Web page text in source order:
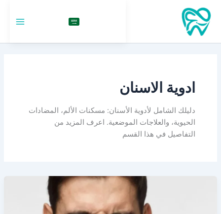
تخطي
إلى
المحتوى
ادوية الاسنان
دليلك الشامل لأدوية الأسنان: مسكنات الألم، المضادات
الحيوية، والعلاجات الموضعية. اعرف المزيد من
التفاصيل في هذا القسم